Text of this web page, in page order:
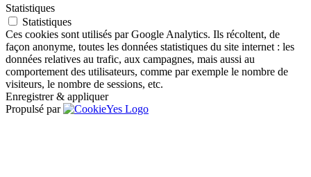
Statistiques
Statistiques
Ces cookies sont utilisés par Google Analytics. Ils récoltent, de
façon anonyme, toutes les données statistiques du site internet : les
données relatives au trafic, aux campagnes, mais aussi au
comportement des utilisateurs, comme par exemple le nombre de
visiteurs, le nombre de sessions, etc.
Enregistrer & appliquer
Propulsé par